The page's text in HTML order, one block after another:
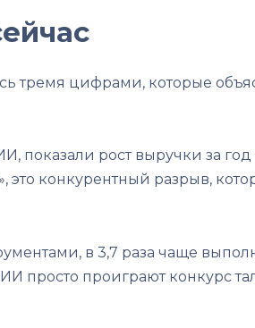
тремя цифрами, которые
показали рост выручки за
это конкурентный разрыв,
в 3,7 раза чаще
просто проиграют конкурс